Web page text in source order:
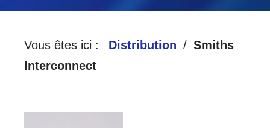
Vous êtes ici : Distribution
Smiths
Interconnect